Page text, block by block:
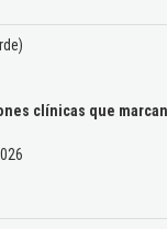
clínicas que